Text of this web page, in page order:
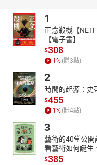
1
正念殺機【
【電子書】
$308
1% (賺3點)
2
時間的起源：史
$455
1% (賺4點)
3
藝術的40堂公開
看藝術如何誕生
$385